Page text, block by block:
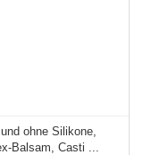
ohne Silikone,
Balsam, Casti ...